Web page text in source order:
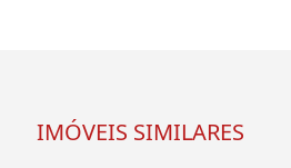
IMÓVEIS SIMILARES